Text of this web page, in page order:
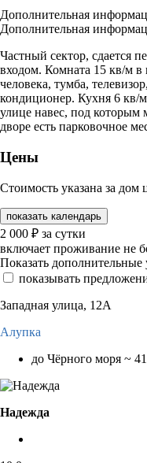
Дополнительная
Дополнительная
Частный сектор, сдается
входом. Комната 15 кв/м в
человека, тумба,
кондиционер. Кухня 6 кв/
улице навес, под которым
дворе есть парковочное
Цены
Стоимость указана за
показать календарь
2 000 ₽ за сутки
включает проживание не
Показать дополнительные
показывать
Западная улица, 12А
Алупка
до Чёрного моря ~
Надежда